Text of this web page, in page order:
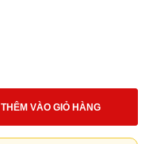
THÊM VÀO GIỎ HÀNG